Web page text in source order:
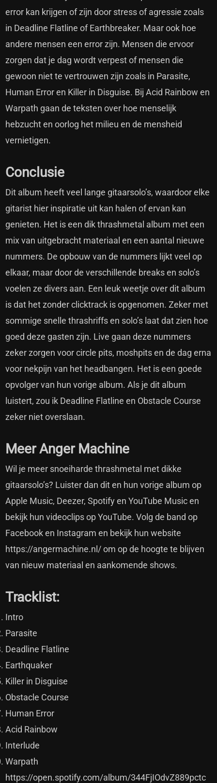
error kan krijgen of zijn door stress of agressie zoals
in Deadline Flatline of Earthbreaker. Maar ook hoe
andere mensen een error zijn. Mensen die ervoor
zorgen dat je dag wordt verpest of mensen die
gewoon niet te vertrouwen zijn zoals in Parasite,
Human Error en Killer in Disguise. Bij Acid Rainbow en
Warpath gaan de teksten over hoe menselijk
hebzucht en oorlog het milieu en de mensheid
vernietigen.
Conclusie
Dit album heeft veel lange gitaarsolo’s, waardoor elke
gitarist hier inspiratie uit kan halen of ervan kan
genieten. Het is een dik thrashmetal album met een
mix van uitgebracht materiaal en een aantal nieuwe
nummers. De opbouw van de nummers lijkt veel op
elkaar, maar door de verschillende breaks en solo’s
voelen ze divers aan. Een leuk weetje over dit album
is dat het zonder clicktrack is opgenomen. Zeker met
sommige snelle thrashriffs en solo’s laat dat zien hoe
goed deze gasten zijn. Live gaan deze nummers
zeker zorgen voor circle pits, moshpits en de dag erna
voor nekpijn van het headbangen. Het is een goede
opvolger van hun vorige album. Als je dit album
luistert, zou ik Deadline Flatline en Obstacle Course
zeker niet overslaan.
Meer Anger Machine
Wil je meer snoeiharde thrashmetal met dikke
gitaarsolo’s? Luister dan dit en hun vorige album op
Apple Music, Deezer,SpotifyenYouTube Musicen
bekijk hun videoclips opYouTube. Volg de band op
Facebooken Instagram en bekijk hun website
https://angermachine.nl/om op de hoogte te blijven
van nieuw materiaal en aankomende shows.
Tracklist:
Intro
Parasite
Deadline Flatline
Earthquaker
Killer in Disguise
Obstacle Course
Human Error
Acid Rainbow
Interlude
Warpath
https://open.spotify.com/album/344FjIOdvZ889pctc